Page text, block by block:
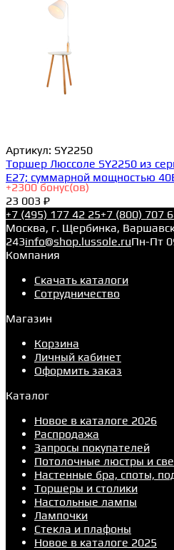
Артикул: SY2250
Торшер Люссоле SY2250 из
E27; суммарной мощностью
+2300 бонус(ов)
23 003 ₽
+7 (495) 177 42 25+7 (800) 707
Москва, г. Щербинка,
243info@shop.lussole.ruПн-Пт
Компания
Скачать каталоги
Сотрудничество
Магазин
Корзина
Личный кабинет
Оформить заказ
Каталог
Новое в каталоге 2026
Распродажа
Запросы покупателей
Потолочные люстры и
Настенные бра, споты,
Торшеры и столики
Настольные лампы
Лампочки
Стекла и плафоны
Новое в каталоге 2025